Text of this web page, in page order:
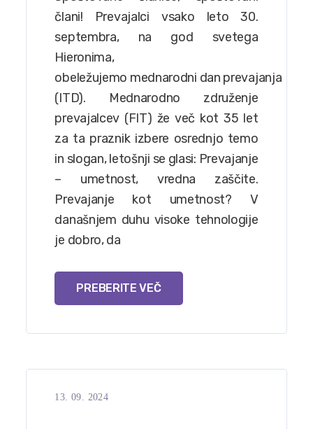
člani! Prevajalci vsako leto 30.
septembra, na god svetega
Hieronima,
obeležujemo mednarodni dan prevajanja
(ITD). Mednarodno združenje
prevajalcev (FIT) že več kot 35 let
za ta praznik izbere osrednjo temo
in slogan, letošnji se glasi: Prevajanje
– umetnost, vredna zaščite.
Prevajanje kot umetnost? V
današnjem duhu visoke tehnologije
je dobro, da
PREBERITE VEČ
13. 09. 2024